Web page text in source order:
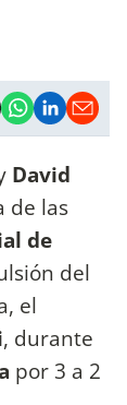
David
de las
de
del
el
, durante
por 3 a 2